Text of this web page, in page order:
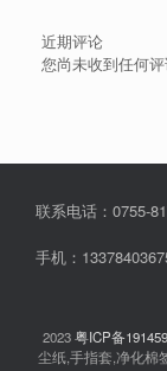
近期评论
您尚未收到任何评
联系电话：0755-
手机：
2023粤ICP备
尘纸,手指套,净化棉